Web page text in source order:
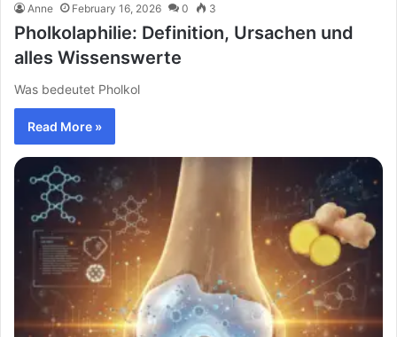
Anne February 16, 2026 0 3
Pholkolaphilie: Definition, Ursachen und
alles Wissenswerte
Was bedeutet Pholkol
Read More »